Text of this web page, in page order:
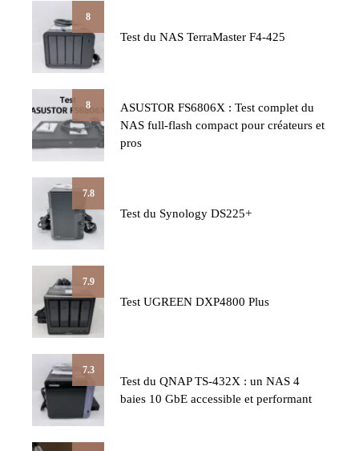
8
Test du NAS TerraMaster F4-425
8
ASUSTOR FS6806X : Test complet du
NAS full-flash compact pour créateurs et
pros
7.8
Test du Synology DS225+
7.9
Test UGREEN DXP4800 Plus
7.3
Test du QNAP TS-432X : un NAS 4
baies 10 GbE accessible et performant